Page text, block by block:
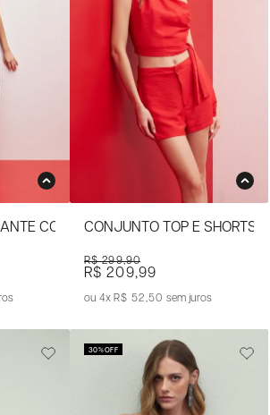
COM BLUSA E CALÇA DE MALHA
CONJUNTO TOP E SHORTS
R$ 299,90
R$ 209,99
4x R$ 52,50sem juros
30%OFF